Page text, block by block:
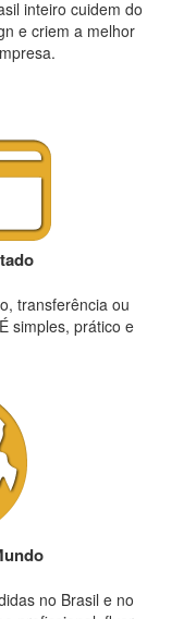
inteiro cuidem do
e criem a melhor
transferência ou
simples, prático e
no Brasil e no